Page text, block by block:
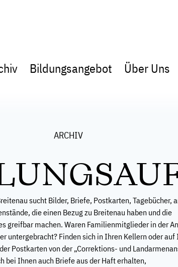
Bildungsangebot Über Uns
ARCHIV
sucht Bilder, Briefe, Postkarten, Tagebücher,
die einen Bezug zu Breitenau haben und die
greifbar machen. Waren Familienmitglieder in der
untergebracht? Finden sich in Ihren Kellern oder auf
Postkarten von der „Correktions- und
bei Ihnen auch Briefe aus der Haft erhalten,